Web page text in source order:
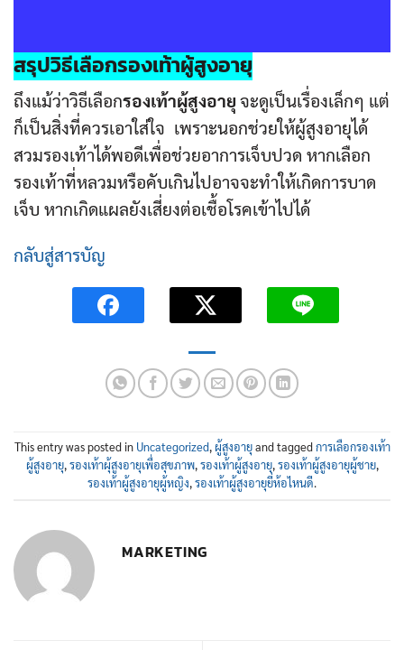
สรุปวิธีเลือกรองเท้าผู้สูงอายุ
ถึงแม้ว่าวิธีเลือกรองเท้าผู้สูงอายุ จะดูเป็นเรื่องเล็กๆ แต่
ก็เป็นสิ่งที่ควรเอาใส่ใจ เพราะนอกช่วยให้ผู้สูงอายุได้
สวมรองเท้าได้พอดีเพื่อช่วยอาการเจ็บปวด หากเลือก
รองเท้าที่หลวมหรือคับเกินไปอาจจะทำให้เกิดการบาด
เจ็บ หากเกิดแผลยังเสี่ยงต่อเชื้อโรคเข้าไปได้
กลับสู่สารบัญ
This entry was posted in Uncategorized,ผู้สูงอายุand taggedการเลือกรองเท้า
ผู้สูงอายุ,รองเท้าผุ้สูงอายุเพื่อสุขภาพ,รองเท้าผู้สูงอายุ,รองเท้าผู้สูงอายุผู้ชาย,
รองเท้าผู้สูงอายุผู้หญิง,รองเท้าผู้สูงอายุยี่ห้อไหนดี.
MARKETING